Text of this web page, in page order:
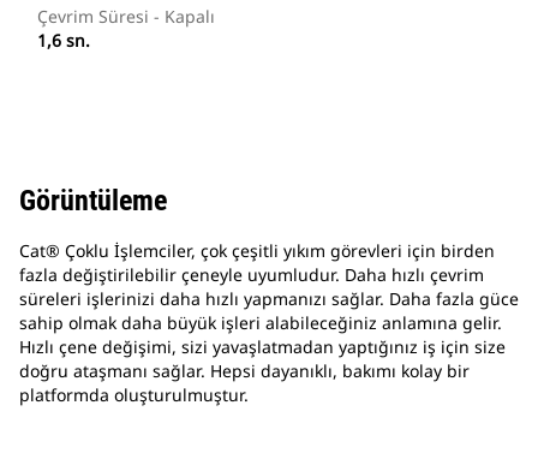
Çevrim Süresi - Kapalı
1,6 sn.
Görüntüleme
Cat® Çoklu İşlemciler, çok çeşitli yıkım görevleri için birden
fazla değiştirilebilir çeneyle uyumludur. Daha hızlı çevrim
süreleri işlerinizi daha hızlı yapmanızı sağlar. Daha fazla güce
sahip olmak daha büyük işleri alabileceğiniz anlamına gelir.
Hızlı çene değişimi, sizi yavaşlatmadan yaptığınız iş için size
doğru ataşmanı sağlar. Hepsi dayanıklı, bakımı kolay bir
platformda oluşturulmuştur.